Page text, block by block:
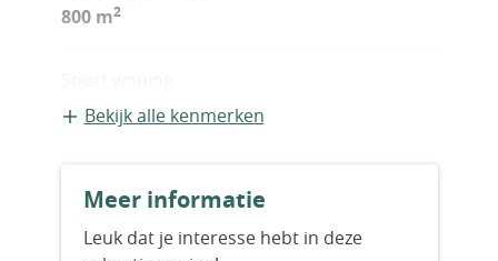
800 m2
Vrijstaande recreatiewoning
Bestaande bouw
Bekijk alle kenmerken
Meer informatie
Leuk dat je interesse hebt in deze